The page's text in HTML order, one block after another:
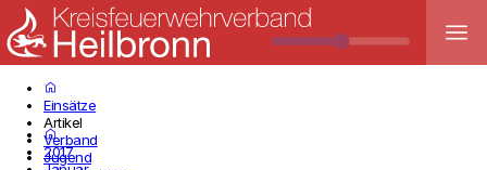
menu
home
Einsätze
Artikel
Verband
Jugend
home
2017